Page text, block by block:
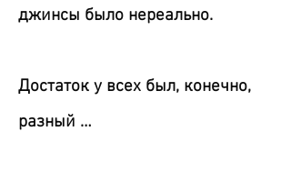
джинсы было нереально.
Достаток у всех был, конечно,
разный …